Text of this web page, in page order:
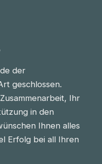
der
geschlossen.
Ihr
in den
Ihnen alles
Erfolg bei all Ihren